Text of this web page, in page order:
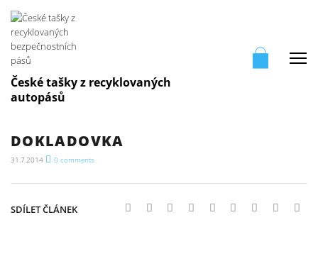
České tašky z recyklovaných
autopásů
DOKLADOVKA
31.7.2014 0 comments
SDÍLET ČLÁNEK